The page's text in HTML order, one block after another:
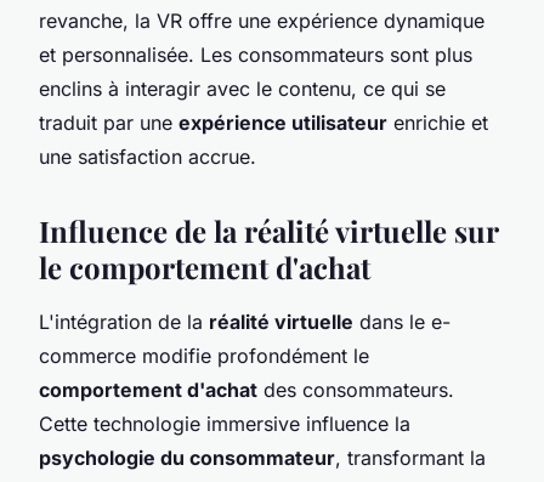
revanche, la VR offre une expérience dynamique
et personnalisée. Les consommateurs sont plus
enclins à interagir avec le contenu, ce qui se
traduit par une expérience utilisateur enrichie et
une satisfaction accrue.
Influence de la réalité virtuelle sur
le comportement d'achat
L'intégration de la réalité virtuelle dans le e-
commerce modifie profondément le
comportement d'achat des consommateurs.
Cette technologie immersive influence la
psychologie du consommateur, transformant la